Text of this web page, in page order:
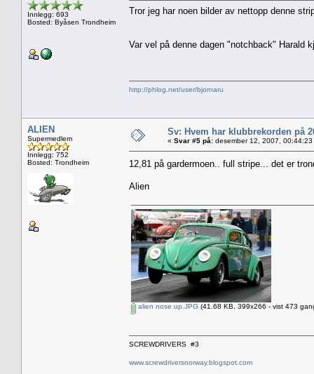
Innlegg: 693
Bosted: Byåsen Trondheim
Tror jeg har noen bilder av nettopp denne
Var vel på denne dagen "notchback" Harald
http://phlog.net/user/bjornaru
ALIEN
Supermedlem
Innlegg: 752
Bosted: Trondheim
Sv: Hvem har klubbrekorden på
« Svar #5 på: desember 12, 2007, 00:44:23
12,81 på gardermoen.. full stripe... det er
Alien
alien nose up.JPG (41.68 KB, 399x266 - vist 473
SCREWDRIVERS #3
www.screwdriversnorway.blogspot.com